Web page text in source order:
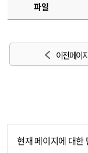
파일
이전 페이지
현재 페이지에 대한